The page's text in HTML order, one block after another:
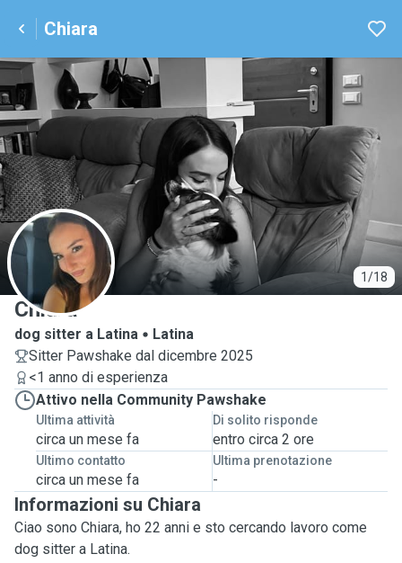
Chiara
1/18
C
Chiara
dog sitter a Latina
Latina
Sitter Pawshake dal dicembre 2025
<1 anno di esperienza
Attivo nella Community Pawshake
Ultima attività
circa un mese fa
Di solito risponde
entro circa 2 ore
Ultimo contatto
circa un mese fa
Ultima prenotazione
-
Informazioni su Chiara
Ciao sono Chiara, ho 22 anni e sto cercando lavoro come
dog sitter a Latina.